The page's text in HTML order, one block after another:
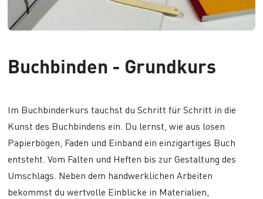
Buchbinden - Grundkurs
Im Buchbinderkurs tauchst du Schritt für Schritt in die
Kunst des Buchbindens ein. Du lernst, wie aus losen
Papierbögen, Faden und Einband ein einzigartiges Buch
entsteht. Vom Falten und Heften bis zur Gestaltung des
Umschlags. Neben dem handwerklichen Arbeiten
bekommst du wertvolle Einblicke in Materialien,